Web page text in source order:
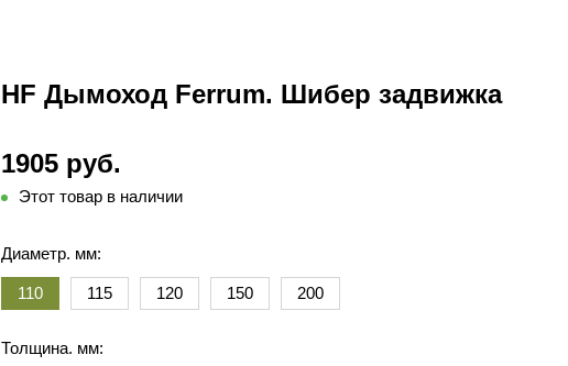
HF Дымоход Ferrum. Шибер задвижка
1905 руб.
Этот товар в наличии
Диаметр. мм:
110 115 120 150 200
Толщина. мм: